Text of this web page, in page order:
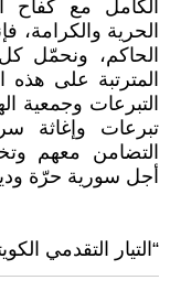
الكامل مع
الحرية والكرامة،
الحاكم، ونحمّل
المترتبة على هذه
التبرعات وجمعية
تبرعات وإغاثة
التضامن معهم
أجل سورية حرّة
“التيار التقدمي